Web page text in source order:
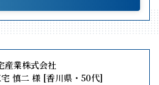
産業株式会社
慎二 様 [香川県・50代]